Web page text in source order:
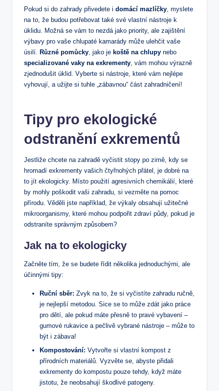
Pokud si do zahrady přivedete i domácí mazlíčky, myslete
na to, že budou potřebovat také své vlastní nástroje k
úklidu. Možná se vám to nezdá jako priority, ale zajištění
výbavy pro vaše chlupaté kamarády může ulehčit vaše
úsilí. Různé pomůcky, jako je koště na chlupy nebo
specializované vaky na exkrementy, vám mohou výrazně
zjednodušit úklid. Vyberte si nástroje, které vám nejlépe
vyhovují, a užijte si tuhle „zábavnou“ část zahradničení!
Tipy pro ekologické
odstranění exkrementů
Jestliže chcete na zahradě vyčistit stopy po zimě, kdy se
hromadí exkrementy vašich čtyřnohých přátel, je dobré na
to jít ekologicky. Místo použití agresivních chemikálií, které
by mohly poškodit vaši zahradu, si vezměte na pomoc
přírodu. Věděli jste například, že výkaly obsahují užitečné
mikroorganismy, které mohou podpořit zdraví půdy, pokud je
odstraníte správným způsobem?
Jak na to ekologicky
Začněte tím, že se budete řídit několika jednoduchými, ale
účinnými tipy:
Ruční sběr: Zvyk na to, že si vyčistíte zahradu ručně,
je nejlepší metodou. Sice se to může zdát jako práce
pro dětí, ale pokud máte přesně to pravé vybavení –
gumové rukavice a pečlivě vybrané nástroje – může to
být i zábava!
Kompostování: Vytvořte si vlastní kompost z
přírodních materiálů. Vyzvěte se, abyste přidali
exkrementy do kompostu pouze tehdy, když máte
jistotu, že neobsahují škodlivé patogeny.